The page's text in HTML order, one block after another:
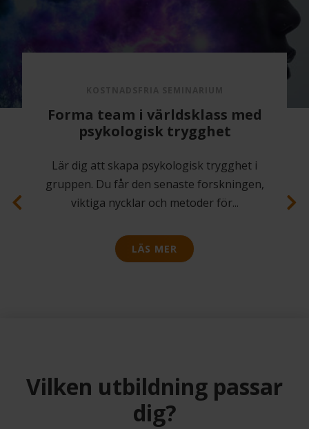
Varför gör de inte som jag
säger?
Tänk vad enkelt jobbet som ledare vore
om alla bara gjorde som du sa. Eller? En
vanlig fallgrop som ledare är att...
LÄS MER
Vilken utbildning passar
dig?